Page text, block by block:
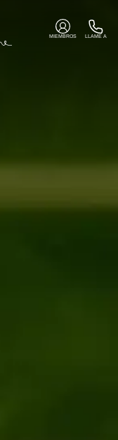
MIEMBROS LLAME A